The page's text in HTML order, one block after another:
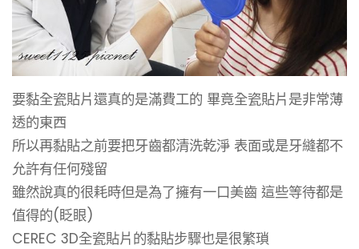
要黏全瓷貼片還真的是滿費工的 畢竟全瓷貼片是非常薄
透的東西
所以再黏貼之前要把牙齒都清洗乾淨 表面或是牙縫都不
允許有任何殘留
雖然說真的很耗時但是為了擁有一口美齒 這些等待都是
值得的(眨眼)
CEREC 3D全瓷貼片的黏貼步驟也是很繁瑣